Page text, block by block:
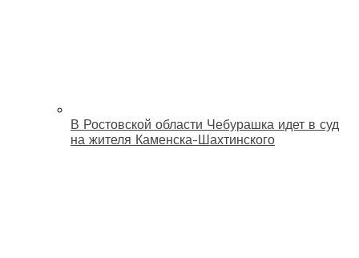
В Ростовской области Чебурашка идет в суд
на жителя Каменска-Шахтинского